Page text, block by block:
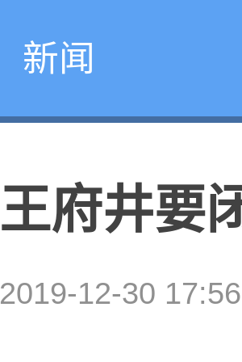
新闻
王府井要
2019-12-30 17:56